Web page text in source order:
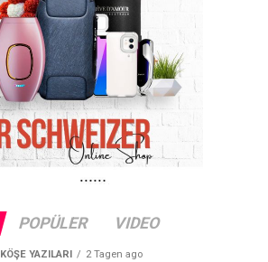
POPÜLER VIDEO
KÖŞE YAZILARI 2 Tagen ago